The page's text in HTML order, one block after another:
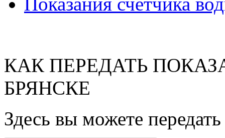
КАК ПЕРЕДАТЬ
БРЯНСКЕ
Здесь вы можете